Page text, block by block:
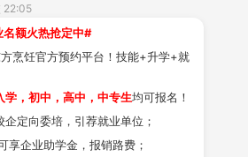
22:05
额火热抢定中#
烹饪官方预约平台！技能+升学+就
学，初中，高中，中专生均可报名！
企定向委培，引荐就业单位；
企业助学金，报销路费；